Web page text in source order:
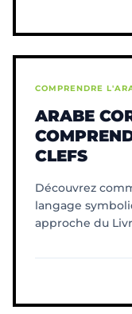
COMPRENDRE
ARABE
CLEFS
Découvrez
langage
approche du